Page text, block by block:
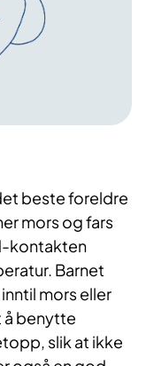
beste foreldre
mors og fars
kontakten
Barnet
mors eller
å benytte
slik at ikke